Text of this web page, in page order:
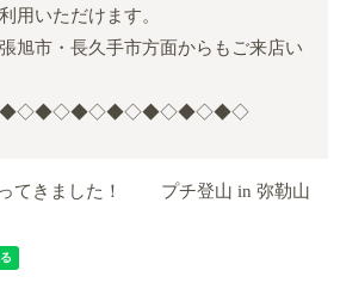
用いただけます。
旭市・長久手市方面からもご来店い
てきました！ プチ登山 in 弥勒山